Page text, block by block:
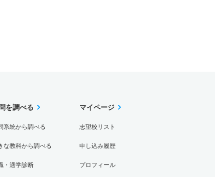
を調べる
系統から調べる
な教科から調べる
・適学診断
マイページ
志望校リスト
申し込み履歴
プロフィール